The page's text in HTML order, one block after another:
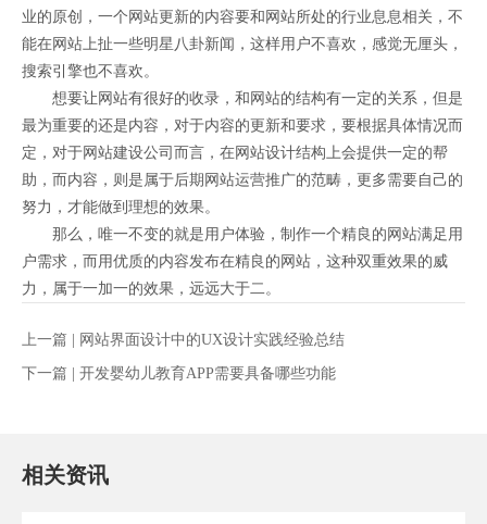
业的原创，一个网站更新的内容要和网站所处的行业息息相关，不
能在网站上扯一些明星八卦新闻，这样用户不喜欢，感觉无厘头，
搜索引擎也不喜欢。
想要让网站有很好的收录，和网站的结构有一定的关系，但是
最为重要的还是内容，对于内容的更新和要求，要根据具体情况而
定，对于网站建设公司而言，在网站设计结构上会提供一定的帮
助，而内容，则是属于后期网站运营推广的范畴，更多需要自己的
努力，才能做到理想的效果。
那么，唯一不变的就是用户体验，制作一个精良的网站满足用
户需求，而用优质的内容发布在精良的网站，这种双重效果的威
力，属于一加一的效果，远远大于二。
上一篇 | 网站界面设计中的UX设计实践经验总结
下一篇 | 开发婴幼儿教育APP需要具备哪些功能
相关资讯